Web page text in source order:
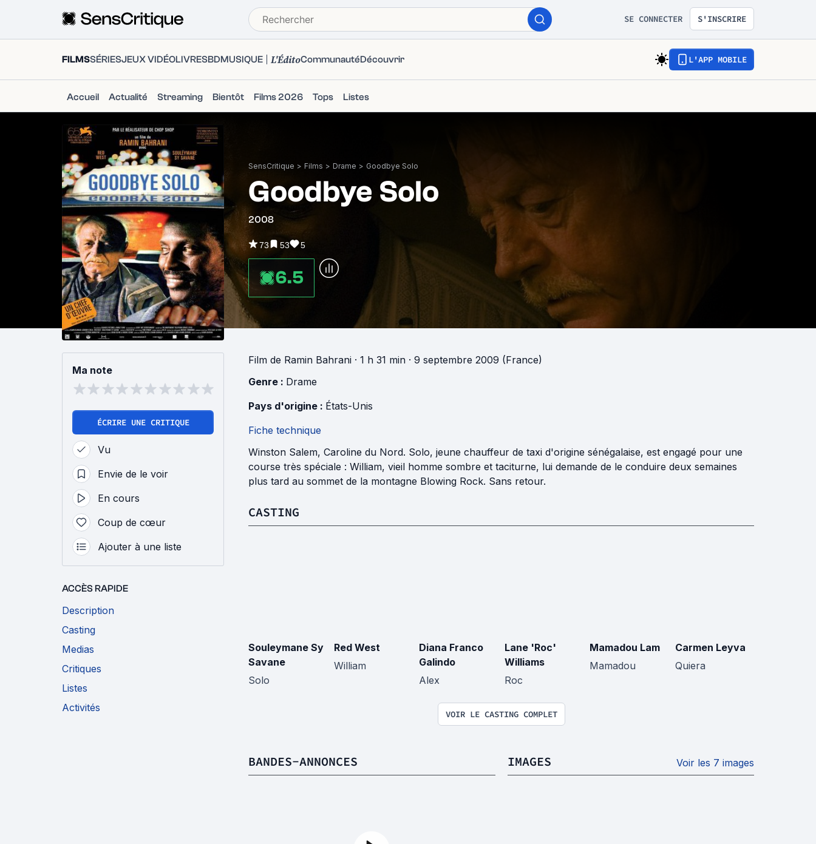
SE CONNECTER S'INSCRIRE
FILMSSÉRIESJEUX VIDÉOLIVRESBDMUSIQUE L'ÉditoCommunautéDécouvrir L'APP MOBILE
Accueil Actualité Streaming Bientôt Films 2026 Tops Listes
SensCritique > Films > Drame > Goodbye Solo
Goodbye Solo
2008
73 53 5
6.5
Ma note
ÉCRIRE UNE CRITIQUE
Vu
Envie de le voir
En cours
Coup de cœur
Ajouter à une liste
ACCÈS RAPIDE
Description
Casting
Medias
Critiques
Listes
Activités
Film de Ramin Bahrani · 1 h 31 min · 9 septembre 2009 (France)
Genre : Drame
Pays d'origine : États-Unis
Fiche technique
Winston Salem, Caroline du Nord. Solo, jeune chauffeur de taxi d'origine sénégalaise, est engagé pour une
course très spéciale : William, vieil homme sombre et taciturne, lui demande de le conduire deux semaines
plus tard au sommet de la montagne Blowing Rock. Sans retour.
CASTING
Souleymane Sy
Savane
Solo
Red West
William
Diana Franco
Galindo
Alex
Lane 'Roc'
Williams
Roc
Mamadou Lam
Mamadou
Carmen Leyva
Quiera
VOIR LE CASTING COMPLET
BANDES-ANNONCES IMAGES Voir les 7 images